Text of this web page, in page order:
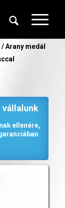
/ Arany medál
vállalunk
ellenére,